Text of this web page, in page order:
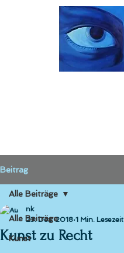
Beitrag
Alle Beiträge
Kunst
Alle Beiträge
Kunst zu Recht
nk
23. Dez. 2018 1 Min. Lesezeit